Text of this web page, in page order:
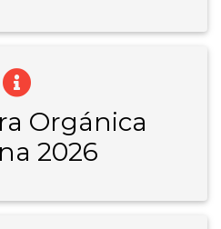
Orgánica
2026